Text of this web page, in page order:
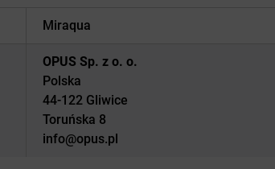
Miraqua
OPUS Sp. z o. o.
Polska
44-122 Gliwice
Toruńska 8
info@opus.pl